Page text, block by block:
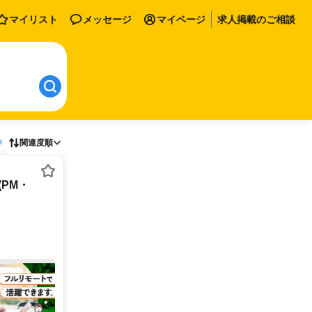
マイリスト メッセージ マイページ 求人掲載のご相談
関連度順
・